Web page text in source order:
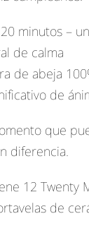
minutos – un
de calma
de abeja
de
que
diferencia.
12 Twenty
de